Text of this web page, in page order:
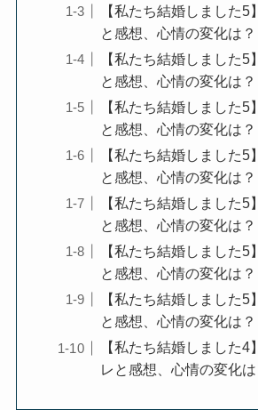
【私たち結婚しました5
と感想、心情の変化は？
【私たち結婚しました5
と感想、心情の変化は？
【私たち結婚しました5
と感想、心情の変化は？
【私たち結婚しました5
と感想、心情の変化は？
【私たち結婚しました5
と感想、心情の変化は？
【私たち結婚しました5
と感想、心情の変化は？
【私たち結婚しました5
と感想、心情の変化は？
【私たち結婚しました4
レと感想、心情の変化は